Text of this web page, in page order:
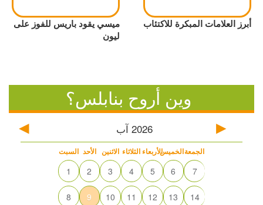
أبرز العلامات المبكرة للاكتئاب
ميسي يقود باريس للفوز على
ليون
وين أروح بنابلس؟
2026 آب
السبت الأحد الاثنين الثلاثاء الأربعاءالخميسالجمعة
1 2 3 4 5 6 7
8 9 10 11 12 13 14